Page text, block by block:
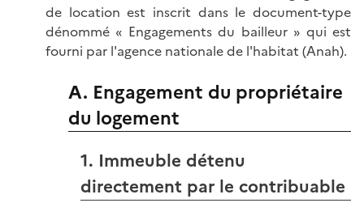
de location est inscrit dans le document-type
dénommé « Engagements du bailleur » qui est
fourni par l'agence nationale de l'habitat (Anah).
A. Engagement du propriétaire
du logement
1. Immeuble détenu
directement par le contribuable